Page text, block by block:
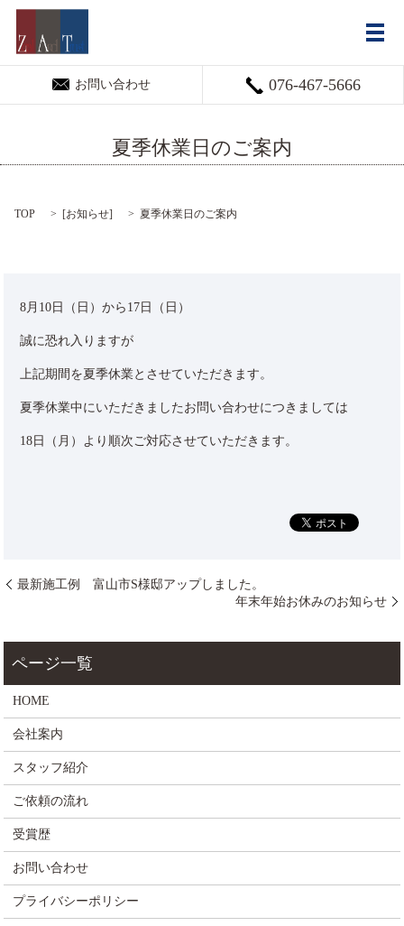
お問い合わせ 076-467-5666
メ
夏季休業日のご案内
TOP [お知らせ] 夏季休業日のご案内
8月10日（日）から17日（日）
誠に恐れ入りますが
上記期間を夏季休業とさせていただきます。
夏季休業中にいただきましたお問い合わせにつきましては
18日（月）より順次ご対応させていただきます。
最新施工例 富山市S様邸アップしました。
年末年始お休みのお知らせ
HOME
会社案内
スタッフ紹介
ご依頼の流れ
受賞歴
お問い合わせ
プライバシーポリシー